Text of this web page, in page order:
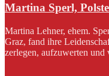
Martina Sperl,
Martina Lehner, ehem.
Graz, fand ihre
zerlegen, aufzuwerten und